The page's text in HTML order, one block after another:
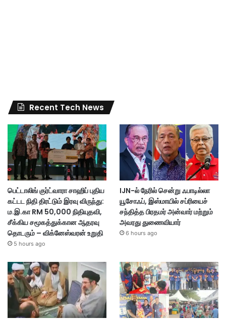
Recent Tech News
பெட்டாலிங் குர்ட்வாரா சாஹிப் புதிய
கட்டட நிதி திரட்டும் இரவு விருந்து:
ம.இ.கா RM 50,000 நிதியுதவி,
சீக்கிய சமூகத்துக்கான ஆதரவு
தொடரும் – விக்னேஸ்வரன் உறுதி
5 hours ago
IJN-ல் நேரில் சென்று ஃபாடில்லா
யூசோஃப், இஸ்மாயில் சப்ரியைச்
சந்தித்த பிரதமர் அன்வார் மற்றும்
அவரது துணைவியார்
6 hours ago